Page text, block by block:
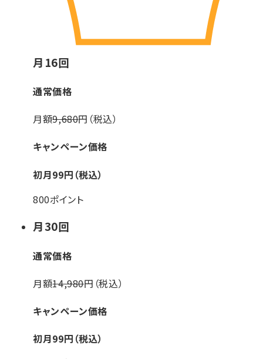
月 16回
通常価格
月額9,680円（税込）
キャンペーン価格
初月99円（税込）
800ポイント
月30回
通常価格
月額14,980円（税込）
キャンペーン価格
初月99円（税込）